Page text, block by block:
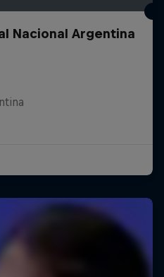
Nacional Argentina